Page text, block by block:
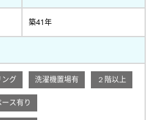
築41年
ング 洗濯機置場有 ２階以上
ス有り